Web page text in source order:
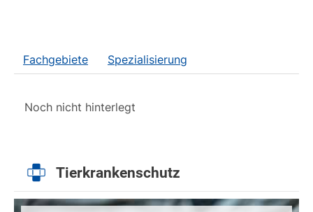
Fachgebiete Spezialisierung
Noch nicht hinterlegt
Tierkrankenschutz